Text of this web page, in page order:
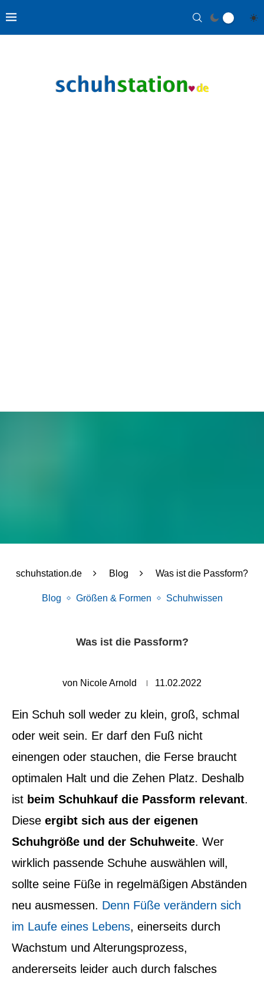
schuhstation.de Blog Was ist die Passform?
Blog Größen & Formen Schuhwissen
Was ist die Passform?
von Nicole Arnold 11.02.2022
Ein Schuh soll weder zu klein, groß, schmal
oder weit sein. Er darf den Fuß nicht
einengen oder stauchen, die Ferse braucht
optimalen Halt und die Zehen Platz. Deshalb
ist beim Schuhkauf die Passform relevant.
Diese ergibt sich aus der eigenen
Schuhgröße und der Schuhweite. Wer
wirklich passende Schuhe auswählen will,
sollte seine Füße in regelmäßigen Abständen
neu ausmessen. Denn Füße verändern sich
im Laufe eines Lebens, einerseits durch
Wachstum und Alterungsprozess,
andererseits leider auch durch falsches